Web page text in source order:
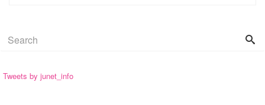
Tweets by junet_info